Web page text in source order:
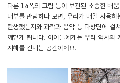
다룬 14폭의 그림 등이 보관된 소중한 배
내부를 관람하다 보면, 우리가 매일 사용하
탄생했는지와 과학과 음악 등 다방면에 걸
깨닫게 됩니다. 아이들에게는 우리 역사의
지혜를 건네는 공간이에요.